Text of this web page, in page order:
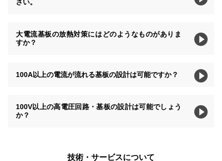
さい。
大電流基板の放熱対策にはどのようなものがありま
すか？
100A以上の電流が流れる基板の設計は可能ですか？
100V以上の高電圧回路・基板の設計は可能でしょう
か？
技術・サービスについて